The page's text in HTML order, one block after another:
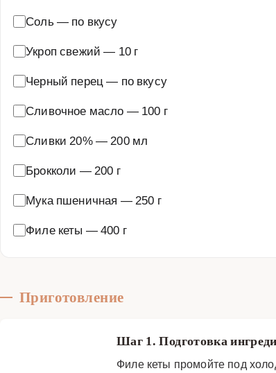
Соль — по вкусу
Укроп свежий — 10 г
Черный перец — по вкусу
Сливочное масло — 100 г
Сливки 20%— 200 мл
Брокколи — 200 г
Мука пшеничная — 250 г
Филе кеты —400 г
Приготовление
Шаг 1. Подготовка
Филе кеты промойте под